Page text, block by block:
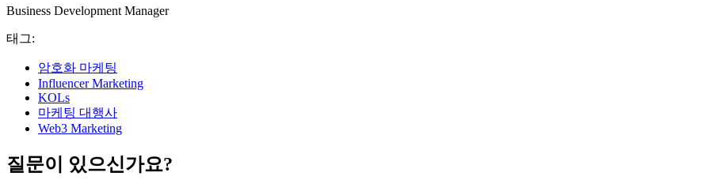
Business Development Manager
태그:
암호화 마케팅
Influencer Marketing
KOLs
마케팅 대행사
Web3 Marketing
질문이 있으신가요?